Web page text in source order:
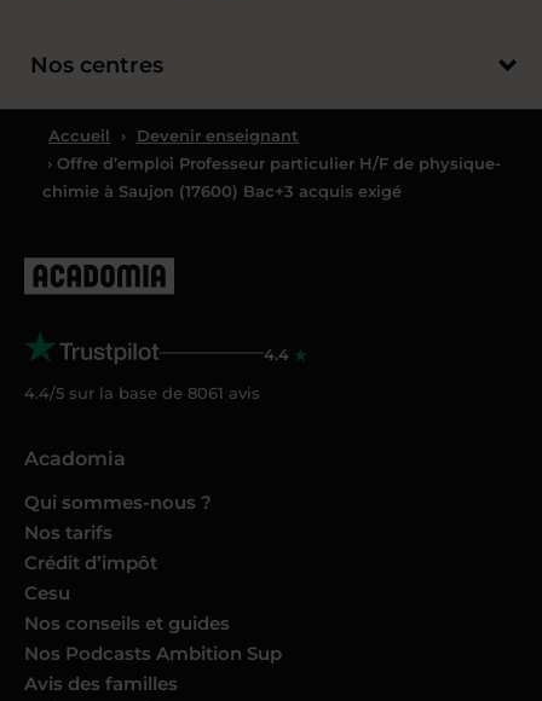
Nos centres
Accueil ›
Devenir enseignant
› Offre d’emploi Professeur particulier H/F de physique-
chimie à Saujon (17600) Bac+3 acquis exigé
4.4
4.4/5 sur la base de 8061 avis
Acadomia
Qui sommes-nous ?
Nos tarifs
Crédit d’impôt
Cesu
Nos conseils et guides
Nos Podcasts Ambition Sup
Avis des familles